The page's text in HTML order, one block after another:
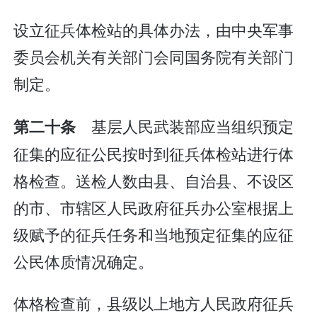
设立征兵体检站的具体办法，由中央军事
委员会机关有关部门会同国务院有关部门
制定。
第二十条 基层人民武装部应当组织预定
征集的应征公民按时到征兵体检站进行体
格检查。送检人数由县、自治县、不设区
的市、市辖区人民政府征兵办公室根据上
级赋予的征兵任务和当地预定征集的应征
公民体质情况确定。
体格检查前，县级以上地方人民政府征兵